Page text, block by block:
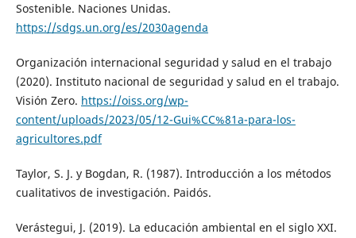
Sostenible. Naciones Unidas.
https://sdgs.un.org/es/2030agenda
Organización internacional seguridad y salud en el trabajo
(2020). Instituto nacional de seguridad y salud en el trabajo.
Visión Zero. https://oiss.org/wp-
content/uploads/2023/05/12-Gui%CC%81a-para-los-
agricultores.pdf
Taylor, S. J. y Bogdan, R. (1987). Introducción a los métodos
cualitativos de investigación. Paidós.
Verástegui, J. (2019). La educación ambiental en el siglo XXI.